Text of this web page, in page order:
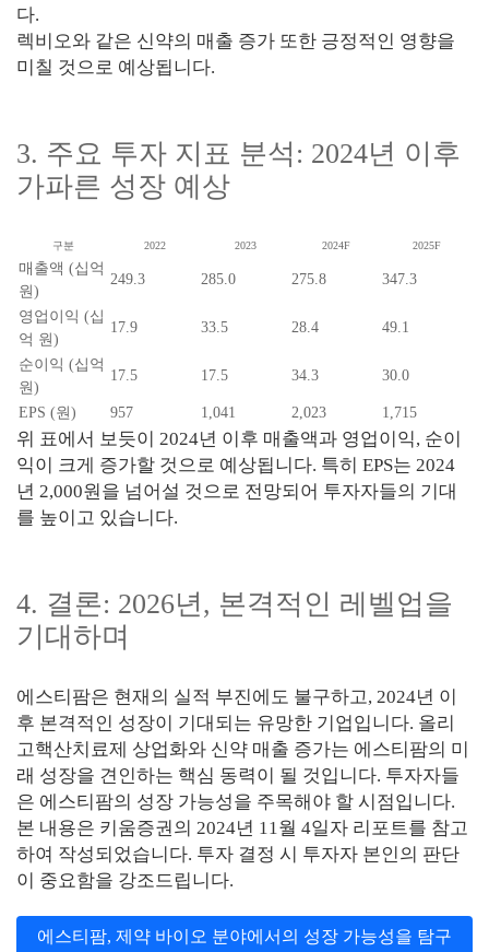
다.
렉비오와 같은 신약의 매출 증가 또한 긍정적인 영향을
미칠 것으로 예상됩니다.
3. 주요 투자 지표 분석: 2024년 이후
가파른 성장 예상
구분 2022 2023 2024F 2025F
매출액 (십억
원)
249.3 285.0 275.8 347.3
영업이익 (십
억 원)
17.9 33.5 28.4 49.1
순이익 (십억
원)
17.5 17.5 34.3 30.0
EPS (원) 957 1,041 2,023 1,715
위 표에서 보듯이 2024년 이후 매출액과 영업이익, 순이
익이 크게 증가할 것으로 예상됩니다. 특히 EPS는 2024
년 2,000원을 넘어설 것으로 전망되어 투자자들의 기대
를 높이고 있습니다.
4. 결론: 2026년, 본격적인 레벨업을
기대하며
에스티팜은 현재의 실적 부진에도 불구하고, 2024년 이
후 본격적인 성장이 기대되는 유망한 기업입니다. 올리
고핵산치료제 상업화와 신약 매출 증가는 에스티팜의 미
래 성장을 견인하는 핵심 동력이 될 것입니다. 투자자들
은 에스티팜의 성장 가능성을 주목해야 할 시점입니다.
본 내용은 키움증권의 2024년 11월 4일자 리포트를 참고
하여 작성되었습니다. 투자 결정 시 투자자 본인의 판단
이 중요함을 강조드립니다.
에스티팜, 제약 바이오 분야에서의 성장 가능성을 탐구